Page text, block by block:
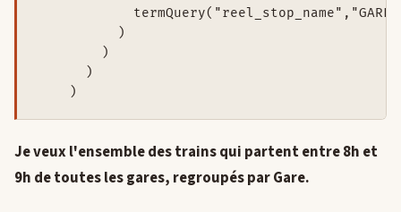
termQuery("reel_stop_name","GARE
          )
        )
      )
Je veux l'ensemble des trains qui partent entre 8h et
9h de toutes les gares, regroupés par Gare.